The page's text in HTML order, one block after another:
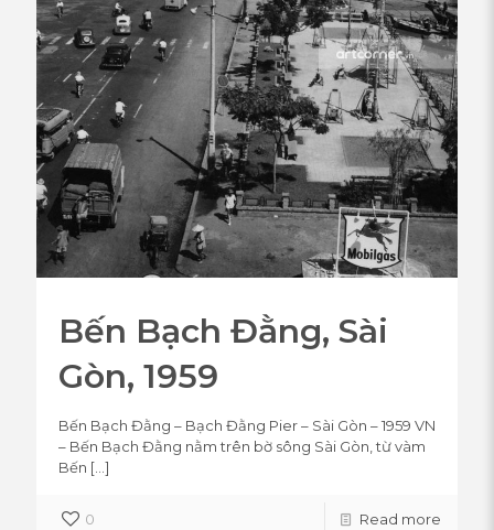
Bến Bạch Đằng, Sài
Gòn, 1959
Bến Bạch Đằng – Bạch Đằng Pier – Sài Gòn – 1959 VN
– Bến Bạch Đằng nằm trên bờ sông Sài Gòn, từ vàm
Bến […]
0 Read more